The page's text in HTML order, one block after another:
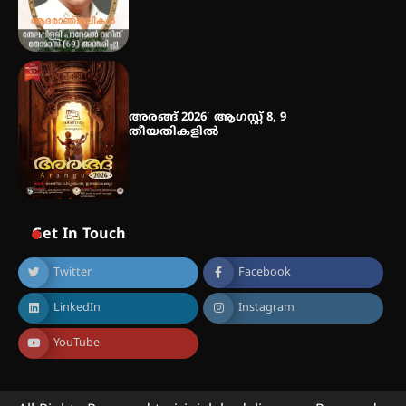
അരങ്ങ് 2026′ ആഗസ്റ്റ് 8, 9
തീയതികളിൽ
Get In Touch
Twitter Facebook
LinkedIn Instagram
YouTube